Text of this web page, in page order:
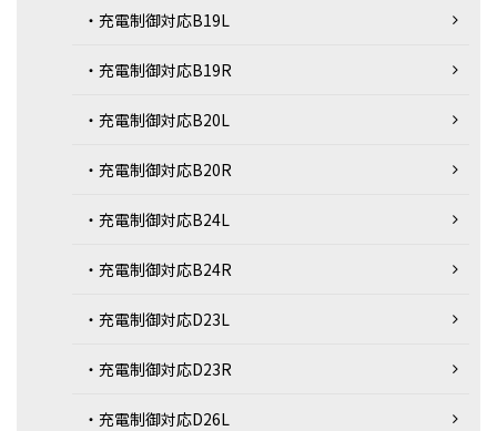
・充電制御対応B19L
・充電制御対応B19R
・充電制御対応B20L
・充電制御対応B20R
・充電制御対応B24L
・充電制御対応B24R
・充電制御対応D23L
・充電制御対応D23R
・充電制御対応D26L